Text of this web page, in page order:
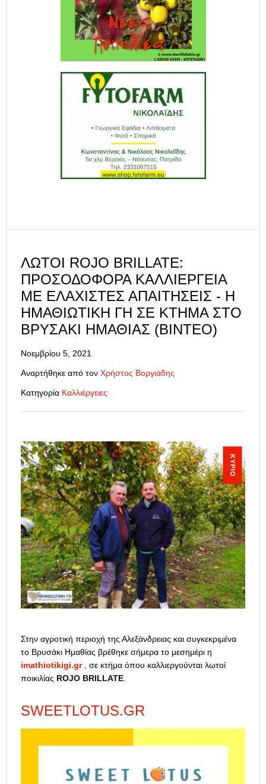
ΛΩΤΟΊ ROJO BRILLATE:
ΠΡΟΣΟΔΟΦΌΡΑ ΚΑΛΛΙΈΡΓΕΙΑ
ΜΕ ΕΛΆΧΙΣΤΕΣ ΑΠΑΙΤΉΣΕΙΣ - Η
ΗΜΑΘΙΩΤΙΚΗ ΓΗ ΣΕ ΚΤΉΜΑ ΣΤΟ
ΒΡΥΣΆΚΙ ΗΜΑΘΊΑΣ (ΒΊΝΤΕΟ)
Νοεμβρίου 5, 2021
Αναρτήθηκε από τον Χρήστος Βοργιάδης
Κατηγορία Καλλιέργειες
ΚΎΡΙΟ
Στην αγροτική περιοχή της Αλεξάνδρειας και συγκεκριμένα
το Βρυσάκι Ημαθίας βρέθηκε σήμερα το μεσημέρι η
imathiotikigi.gr, σε κτήμα όπου καλλιεργούνται λωτοί
ποικιλίας ROJO BRILLATE.
SWEETLOTUS.GR